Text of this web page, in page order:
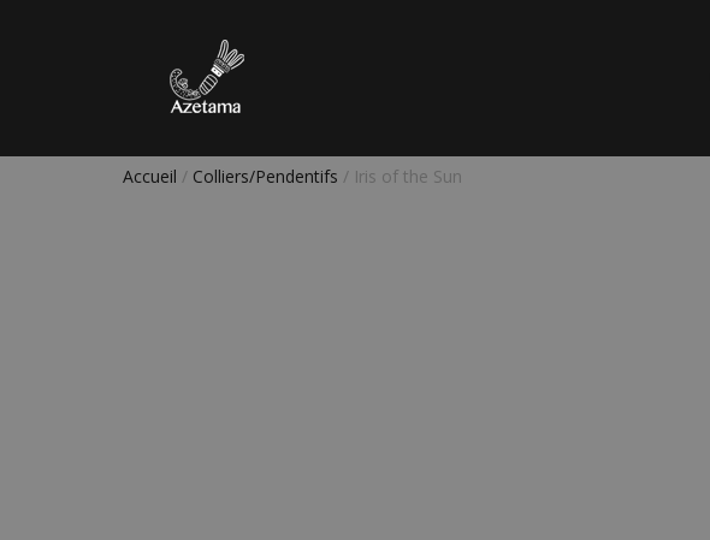
Accueil / Colliers/Pendentifs / Iris of the Sun